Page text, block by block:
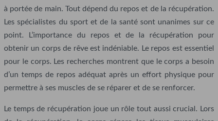
à portée de main. Tout dépend du repos et de la récupération.
Les spécialistes du sport et de la santé sont unanimes sur ce
point. L’importance du repos et de la récupération pour
obtenir un corps de rêve est indéniable. Le repos est essentiel
pour le corps. Les recherches montrent que le corps a besoin
d’un temps de repos adéquat après un effort physique pour
permettre à ses muscles de se réparer et de se renforcer.
Le temps de récupération joue un rôle tout aussi crucial. Lors